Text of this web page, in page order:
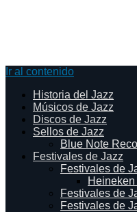
Ir al contenido
Historia del Jazz
Músicos de Jazz
Discos de Jazz
Sellos de Jazz
Blue Note
Festivales de Jazz
Festivales de
Festivales de
Festivales de